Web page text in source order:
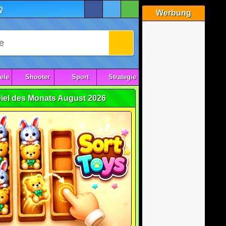
Werbung
Shooter Sport Strategie
des Monats August 2026